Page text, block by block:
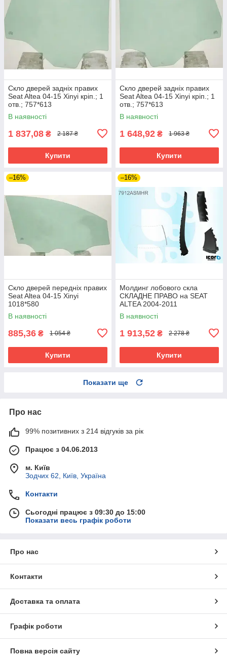
Скло дверей задніх правих
Seat Altea 04-15 Xinyi кріп.; 1
отв.; 757*613
В наявності
1 837,08 ₴ 2 187 ₴
Купити
Скло дверей задніх правих
Seat Altea 04-15 Xinyi кріп.; 1
отв.; 757*613
В наявності
1 648,92 ₴ 1 963 ₴
Купити
–16%
Скло дверей передніх правих
Seat Altea 04-15 Xinyi
1018*580
В наявності
885,36 ₴ 1 054 ₴
Купити
–16%
Молдинг лобового скла
СКЛАДНЕ ПРАВО на SEAT
ALTEA 2004-2011
В наявності
1 913,52 ₴ 2 278 ₴
Купити
Показати ще
Про нас
99% позитивних з 214 відгуків за рік
Працює з 04.06.2013
м. Київ
Зодчих 62, Київ, Україна
Контакти
Сьогодні працює з 09:30 до 15:00
Показати весь графік роботи
Про нас
Контакти
Доставка та оплата
Графік роботи
Повна версія сайту